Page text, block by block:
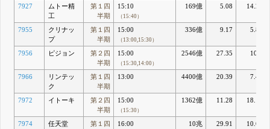
7927
ムトー精
工
第１四
半期
15:10
（15:40）
169億 5.08 14.24
7955
クリナッ
プ
第１四
半期
15:00
（13:00,15:30）
336億 9.17 5.88
7956 ピジョン
第２四
半期
15:00
（15:30,14:00）
2546億 27.35 10.7
7966
リンテッ
ク
第１四
半期
13:00 4400億 20.39 7.49
7972 イトーキ
第２四
半期
15:00
（15:30）
1362億 11.28 18.11
7974 任天堂
第１四
16:00
10兆
29.91 10.62